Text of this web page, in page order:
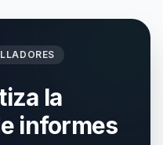
la
informes